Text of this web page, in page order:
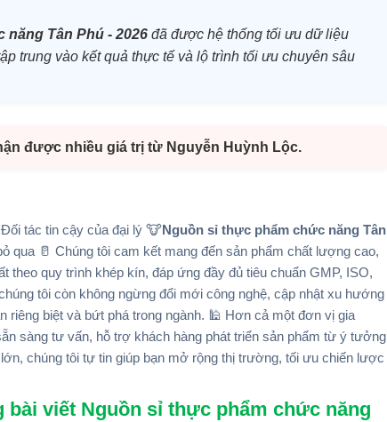
Tân Phú - 2026 đã được hệ thống tối ưu dữ liệu
trung vào kết quả thực tế và lộ trình tối ưu chuyên sâu
được nhiều giá trị từ Nguyễn Huỳnh Lộc.
tác tin cậy của đại lý 🐮Nguồn sỉ thực phẩm chức năng Tân
qua 🥛 Chúng tôi cam kết mang đến sản phẩm chất lượng cao,
theo quy trình khép kín, đáp ứng đầy đủ tiêu chuẩn GMP, ISO,
tôi còn không ngừng đổi mới công nghệ, cập nhật xu hướng
riêng biệt và bứt phá trong ngành. 🕌 Hơn cả một đơn vị gia
sàng tư vấn, hỗ trợ khách hàng phát triển sản phẩm từ ý tưởng
chúng tôi tự tin giúp bạn mở rộng thị trường, tối ưu chiến lược
bài viết Nguồn sỉ thực phẩm chức năng